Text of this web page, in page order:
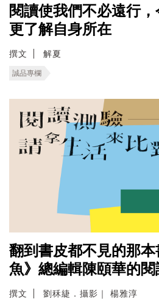
閱讀使我們不必遠行
更了解自身所在
撰文 解夏
誠品專欄
翻到書皮都不見的那本
魚》總編輯陳頤華的閱
撰文 劉秝緁．攝影｜ 楊雅淳